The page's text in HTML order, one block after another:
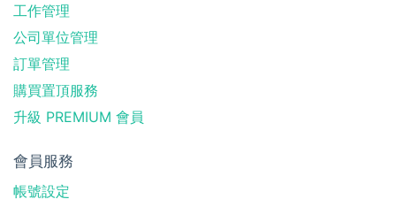
工作管理
公司單位管理
訂單管理
購買置頂服務
升級 PREMIUM 會員
會員服務
帳號設定